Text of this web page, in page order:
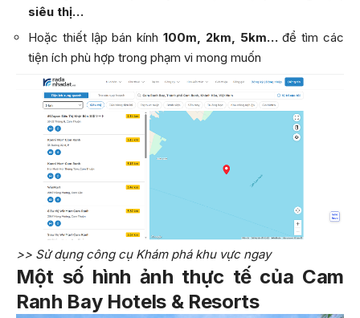
siêu thị…
Hoặc thiết lập bán kính 100m, 2km, 5km…để tìm các
tiện ích phù hợp trong phạm vi mong muốn
>> Sử dụng công cụ Khám phá khu vực ngay
Một số hình ảnh thực tế của Cam
Ranh Bay Hotels & Resorts